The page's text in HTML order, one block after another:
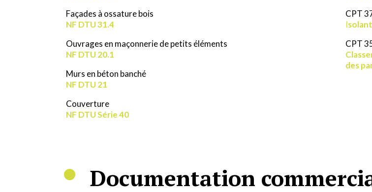
Façades à ossature bois
NF DTU 31.4
Ouvrages en maçonnerie de petits éléments
NF DTU 20.1
Murs en béton banché
NF DTU 21
Couverture
NF DTU Série 40
CPT
I
CPT
des
Documentation